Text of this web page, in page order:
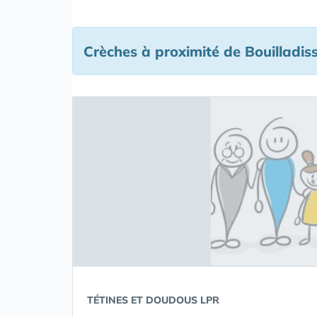
Crèches à proximité de
TÉTINES ET DOUDOUS LPR